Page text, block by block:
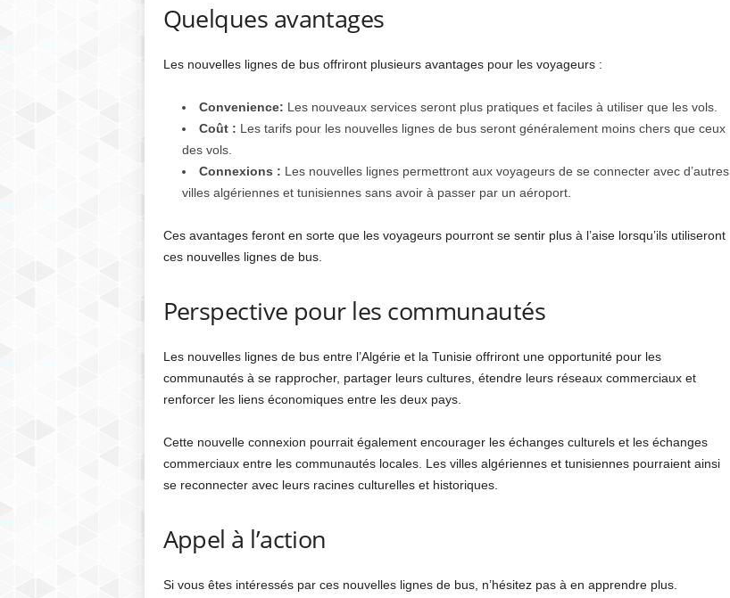
Quelques avantages
Les nouvelles lignes de bus offriront plusieurs avantages pour les voyageurs :
Convenience: Les nouveaux services seront plus pratiques et faciles à utiliser que les vols.
Coût : Les tarifs pour les nouvelles lignes de bus seront généralement moins chers que ceux
des vols.
Connexions : Les nouvelles lignes permettront aux voyageurs de se connecter avec d’autres
villes algériennes et tunisiennes sans avoir à passer par un aéroport.
Ces avantages feront en sorte que les voyageurs pourront se sentir plus à l’aise lorsqu’ils utiliseront
ces nouvelles lignes de bus.
Perspective pour les communautés
Les nouvelles lignes de bus entre l’Algérie et la Tunisie offriront une opportunité pour les
communautés à se rapprocher, partager leurs cultures, étendre leurs réseaux commerciaux et
renforcer les liens économiques entre les deux pays.
Cette nouvelle connexion pourrait également encourager les échanges culturels et les échanges
commerciaux entre les communautés locales. Les villes algériennes et tunisiennes pourraient ainsi
se reconnecter avec leurs racines culturelles et historiques.
Appel à l’action
Si vous êtes intéressés par ces nouvelles lignes de bus, n’hésitez pas à en apprendre plus.